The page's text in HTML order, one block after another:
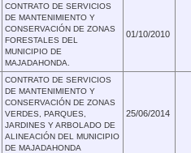
CONTRATO DE SERVICIOS
DE MANTENIMIENTO Y
CONSERVACIÓN DE ZONAS
FORESTALES DEL
MUNICIPIO DE
MAJADAHONDA.
01/10/2010
CONTRATO DE SERVICIOS
DE MANTENIMIENTO Y
CONSERVACIÓN DE ZONAS
VERDES, PARQUES,
JARDINES Y ARBOLADO DE
ALINEACIÓN DEL MUNICIPIO
DE MAJADAHONDA
25/06/2014